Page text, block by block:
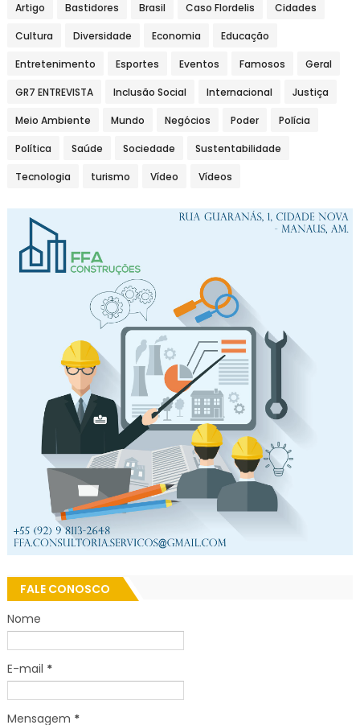
Artigo Bastidores Brasil Caso Flordelis Cidades
Cultura Diversidade Economia Educação
Entretenimento Esportes Eventos Famosos Geral
GR7 ENTREVISTA Inclusão Social Internacional Justiça
Meio Ambiente Mundo Negócios Poder Polícia
Política Saúde Sociedade Sustentabilidade
Tecnologia turismo Vídeo Vídeos
FALE CONOSCO
Nome
E-mail *
Mensagem *